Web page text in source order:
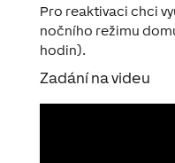
Pro reaktivaci chci
nočního režimu
hodin).
Zadání na videu